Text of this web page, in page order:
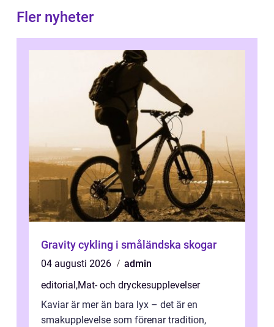
Fler nyheter
Gravity cykling i småländska skogar
04 augusti 2026
admin
editorial,Mat- och dryckesupplevelser
Kaviar är mer än bara lyx – det är en
smakupplevelse som förenar tradition,